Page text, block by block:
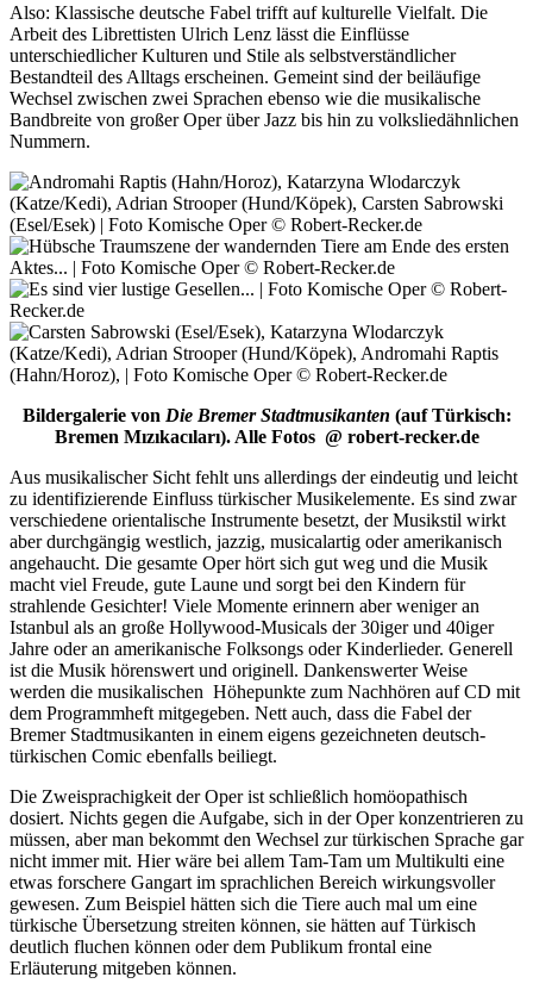
Also: Klassische deutsche Fabel trifft auf kulturelle Vielfalt. Die
Arbeit des Librettisten Ulrich Lenz lässt die Einflüsse
unterschiedlicher Kulturen und Stile als selbstverständlicher
Bestandteil des Alltags erscheinen. Gemeint sind der beiläufige
Wechsel zwischen zwei Sprachen ebenso wie die musikalische
Bandbreite von großer Oper über Jazz bis hin zu volksliedähnlichen
Nummern.
Bildergalerie von Die Bremer Stadtmusikanten (auf Türkisch:
Bremen Mızıkacıları). Alle Fotos @ robert-recker.de
Aus musikalischer Sicht fehlt uns allerdings der eindeutig und leicht
zu identifizierende Einfluss türkischer Musikelemente. Es sind zwar
verschiedene orientalische Instrumente besetzt, der Musikstil wirkt
aber durchgängig westlich, jazzig, musicalartig oder amerikanisch
angehaucht. Die gesamte Oper hört sich gut weg und die Musik
macht viel Freude, gute Laune und sorgt bei den Kindern für
strahlende Gesichter! Viele Momente erinnern aber weniger an
Istanbul als an große Hollywood-Musicals der 30iger und 40iger
Jahre oder an amerikanische Folksongs oder Kinderlieder. Generell
ist die Musik hörenswert und originell. Dankenswerter Weise
werden die musikalischen Höhepunkte zum Nachhören auf CD mit
dem Programmheft mitgegeben. Nett auch, dass die Fabel der
Bremer Stadtmusikanten in einem eigens gezeichneten deutsch-
türkischen Comic ebenfalls beiliegt.
Die Zweisprachigkeit der Oper ist schließlich homöopathisch
dosiert. Nichts gegen die Aufgabe, sich in der Oper konzentrieren zu
müssen, aber man bekommt den Wechsel zur türkischen Sprache gar
nicht immer mit. Hier wäre bei allem Tam-Tam um Multikulti eine
etwas forschere Gangart im sprachlichen Bereich wirkungsvoller
gewesen. Zum Beispiel hätten sich die Tiere auch mal um eine
türkische Übersetzung streiten können, sie hätten auf Türkisch
deutlich fluchen können oder dem Publikum frontal eine
Erläuterung mitgeben können.